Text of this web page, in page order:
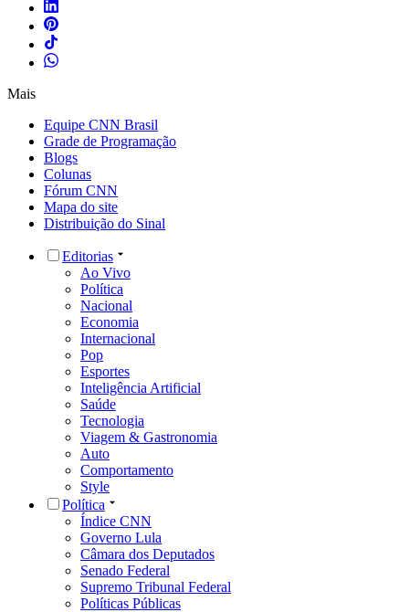
Mais
Equipe CNN Brasil
Grade de Programação
Blogs
Colunas
Fórum CNN
Mapa do site
Distribuição do Sinal
Editorias
Ao Vivo
Política
Nacional
Economia
Internacional
Pop
Esportes
Inteligência Artificial
Saúde
Tecnologia
Viagem & Gastronomia
Auto
Comportamento
Style
Política
Índice CNN
Governo Lula
Câmara dos Deputados
Senado Federal
Supremo Tribunal Federal
Políticas Públicas